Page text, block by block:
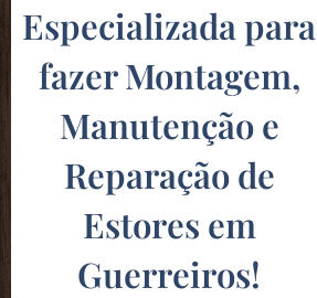
Especializada para
fazer Montagem,
Manutenção e
Reparação de
Estores em
Guerreiros!